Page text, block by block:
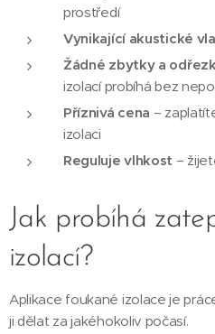
prostředí
Vynikající akustické
Žádné zbytky a
izolací probíhá bez
Příznivá cena –
izolaci
Reguluje vlhkost –
Jak probíhá
izolací?
Aplikace foukané izolace je
ji dělat za jakéhokoliv počasí.